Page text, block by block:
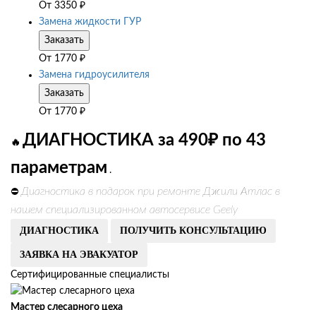
От 3350 ₽
Замена жидкости ГУР
Заказать
От 1770 ₽
Замена гидроусилителя
Заказать
От 1770 ₽
🔥 ДИАГНОСТИКА за 490₽ по 43
параметрам .
⛔ Диагностика в подарок при ремонте Джили Атлас в
нашем специализированном автосервисе Geely
ДИАГНОСТИКА ПОЛУЧИТЬ КОНСУЛЬТАЦИЮ
ЗАЯВКА НА ЭВАКУАТОР
Сертифицированные специалисты
Мастер слесарного цеха